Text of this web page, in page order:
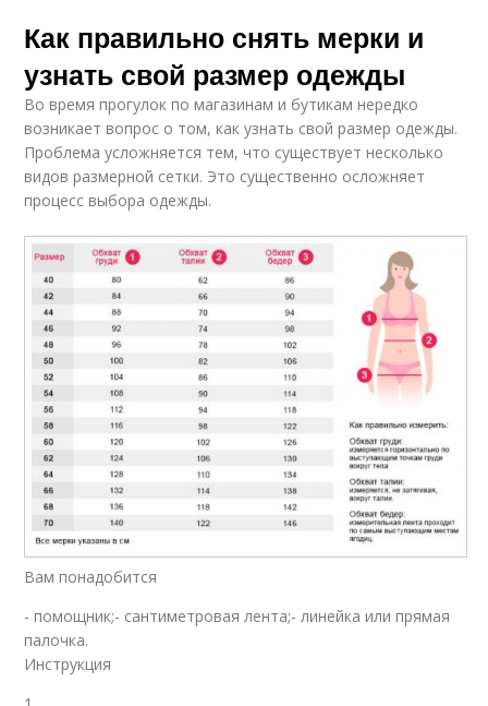
Как правильно снять мерки и
узнать свой размер одежды
Во время прогулок по магазинам и бутикам нередко
возникает вопрос о том, как узнать свой размер одежды.
Проблема усложняется тем, что существует несколько
видов размерной сетки. Это существенно осложняет
процесс выбора одежды.
Вам понадобится
- помощник;- сантиметровая лента;- линейка или прямая
палочка.
Инструкция